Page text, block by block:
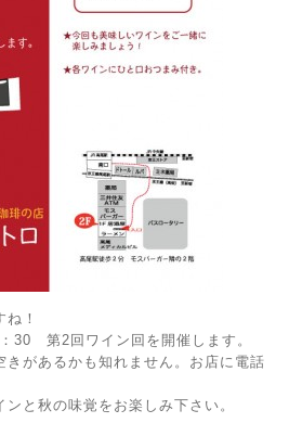
！
30 第2回ワイン回を開催します。
きがあるかも知れません。お店に電話
と秋の味覚をお楽しみ下さい。